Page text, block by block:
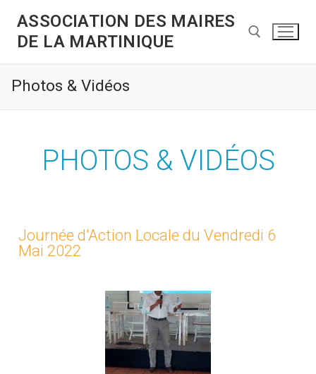
ASSOCIATION DES MAIRES
DE LA MARTINIQUE
Photos & Vidéos
PHOTOS & VIDÉOS
Journée d'Action Locale du Vendredi 6
Mai 2022